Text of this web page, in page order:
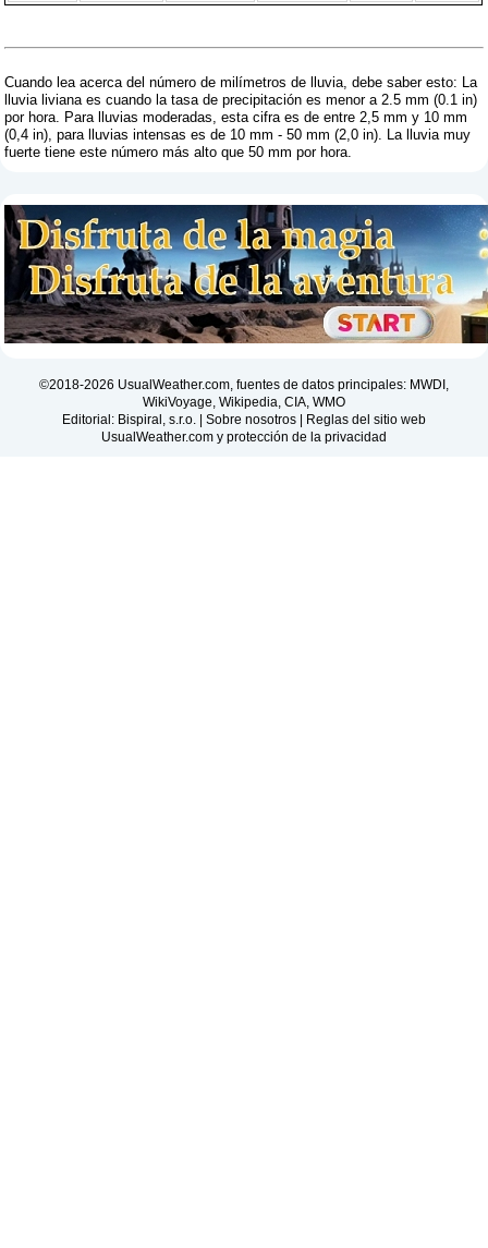
Cuando lea acerca del número de milímetros de lluvia, debe saber esto: La
lluvia liviana es cuando la tasa de precipitación es menor a 2.5 mm (0.1 in)
por hora. Para lluvias moderadas, esta cifra es de entre 2,5 mm y 10 mm
(0,4 in), para lluvias intensas es de 10 mm - 50 mm (2,0 in). La lluvia muy
fuerte tiene este número más alto que 50 mm por hora.
©2018-2026 UsualWeather.com, fuentes de datos principales: MWDI,
WikiVoyage, Wikipedia, CIA, WMO
Editorial: Bispiral, s.r.o. | Sobre nosotros | Reglas del sitio web
UsualWeather.com y protección de la privacidad